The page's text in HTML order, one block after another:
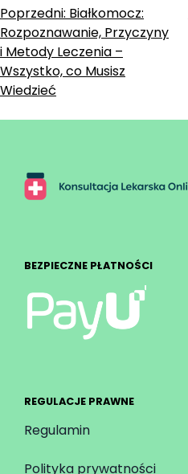
Zobacz
wpisy
Poprzedni: Białkomocz:
Rozpoznawanie, Przyczyny
i Metody Leczenia –
Wszystko, co Musisz
Wiedzieć
BEZPIECZNE PŁATNOŚCI
REGULACJE PRAWNE
Regulamin
Polityka prywatności